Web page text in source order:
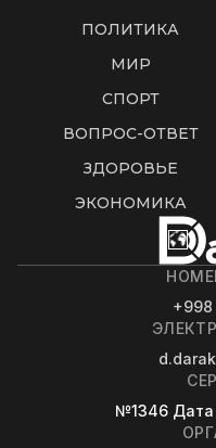
ПОЛИТИКА
МИР
СПОРТ
ВОПРОС-ОТВЕТ
ЗДОРОВЬЕ
ЭКОНОМИКА
+998
№1346